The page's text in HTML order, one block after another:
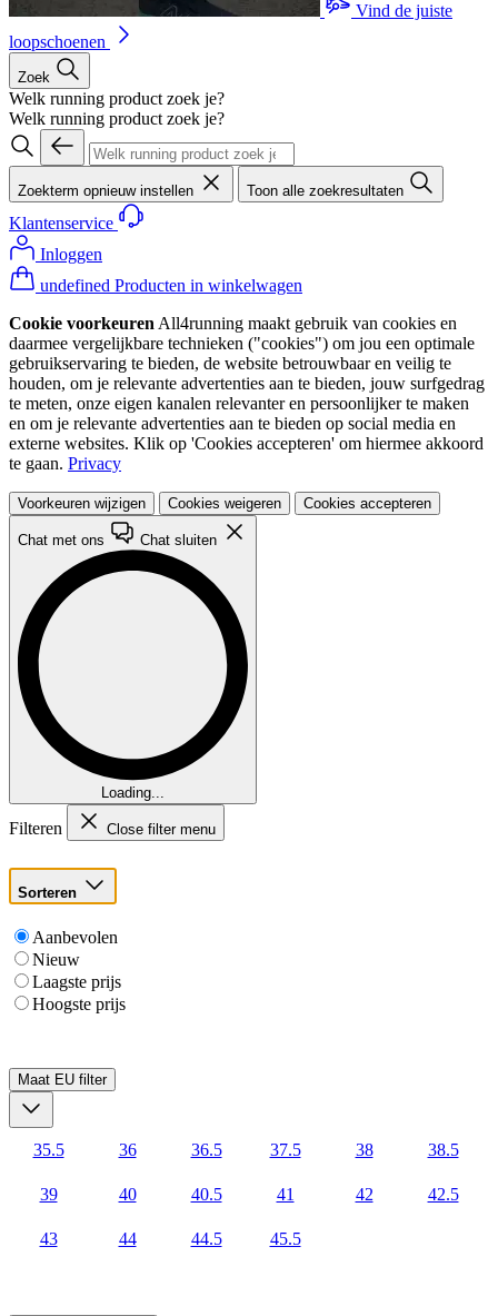
Vind de juiste
loopschoenen
Zoek
Welk running product zoek je?
Welk running product zoek je?
Zoekterm opnieuw instellen Toon alle zoekresultaten
Klantenservice
Inloggen
undefined Producten in winkelwagen
Cookie voorkeuren All4running maakt gebruik van cookies en
daarmee vergelijkbare technieken ("cookies") om jou een optimale
gebruikservaring te bieden, de website betrouwbaar en veilig te
houden, om je relevante advertenties aan te bieden, jouw surfgedrag
te meten, onze eigen kanalen relevanter en persoonlijker te maken
en om je relevante advertenties aan te bieden op social media en
externe websites. Klik op 'Cookies accepteren' om hiermee akkoord
te gaan. Privacy
Voorkeuren wijzigen Cookies weigeren Cookies accepteren
Chat met ons Chat sluiten
Loading...
Filteren Close filter menu
Sorteren
Aanbevolen
Nieuw
Laagste prijs
Hoogste prijs
Maat EU filter
35.5 36 36.5 37.5 38 38.5
39 40 40.5 41 42 42.5
43 44 44.5 45.5